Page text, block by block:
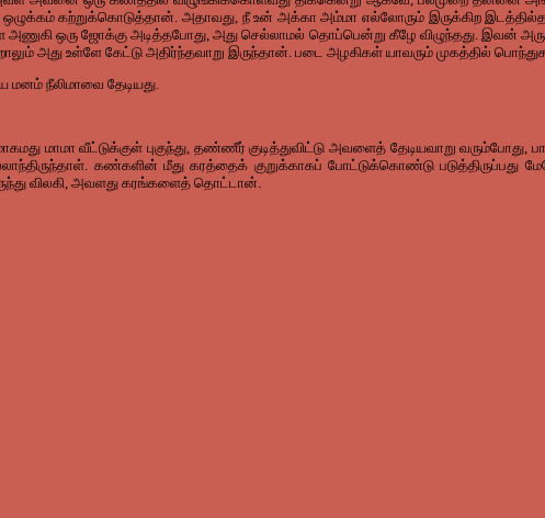
கற்றுக்கொடுத்தான். அதாவது, நீ உன் அக்கா அம்மா எல்லோரும் இருக்கிற
ஒரு ஜோக்கு அடித்தபோது, அது செல்லாமல் தொப்பென்று கீழே விழுந்தது. இவன்
அது உள்ளே கேட்டு அதிர்ந்தவாறு இருந்தான். படை அழகிகள் யாவரும் முகத்தில்
நீலிமாவை தேடியது.
மாமா வீட்டுக்குள் புகுந்து, தண்ணீர் குடித்துவிட்டு அவளைத் தேடியவாறு வரும்போது,
கண்களின் மீது கரத்தைக் குறுக்காகப் போட்டுக்கொண்டு படுத்திருப்பது
விலகி, அவளது கரங்களைத் தொட்டான்.